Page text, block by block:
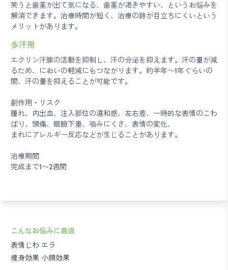
笑うと歯茎が出て気になる、歯茎が渇きやすい、というお悩みを
解消できます。治療時間が短く、治療の跡が目立ちにくいという
メリットがあります。
多汗用
エクリン汗腺の活動を抑制し、汗の分泌を抑えます。汗の量が減
るため、においの軽減にもつながります。約半年～1年ぐらいの
間、汗の量を抑えることが可能です。
副作用・リスク
腫れ、内出血、注入部位の違和感、左右差、一時的な表情のこわ
ばり、頭痛、眼瞼下垂、嚙みにくさ、表情の変化、
まれにアレルギー反応などが生じることがあります。
治療期間
完成まで1～2週間
こんなお悩みに最適
表情じわ エラ
痩身効果 小顔効果